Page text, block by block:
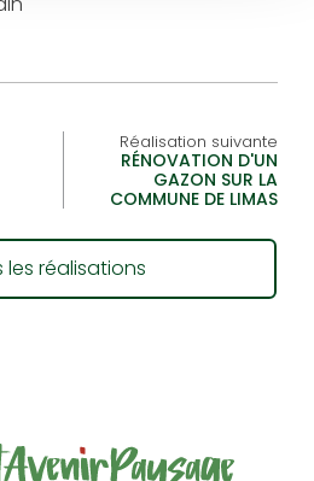
Réalisation suivante
RÉNOVATION D'UN
GAZON SUR LA
COMMUNE DE LIMAS
les réalisations